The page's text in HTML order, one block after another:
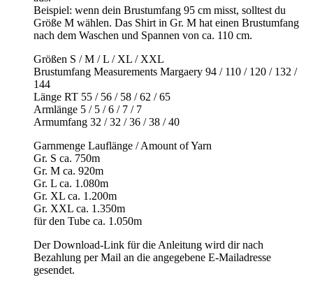
Beispiel: wenn dein Brustumfang 95 cm misst, solltest du
Größe M wählen. Das Shirt in Gr. M hat einen Brustumfang
nach dem Waschen und Spannen von ca. 110 cm.
Größen S / M / L / XL / XXL
Brustumfang Measurements Margaery 94 / 110 / 120 / 132 /
144
Länge RT 55 / 56 / 58 / 62 / 65
Armlänge 5 / 5 / 6 / 7 / 7
Armumfang 32 / 32 / 36 / 38 / 40
Garnmenge Lauflänge / Amount of Yarn
Gr. S ca. 750m
Gr. M ca. 920m
Gr. L ca. 1.080m
Gr. XL ca. 1.200m
Gr. XXL ca. 1.350m
für den Tube ca. 1.050m
Der Download-Link für die Anleitung wird dir nach
Bezahlung per Mail an die angegebene E-Mailadresse
gesendet.